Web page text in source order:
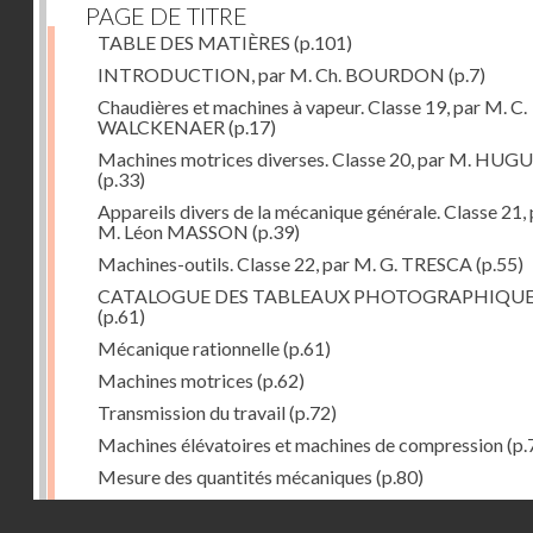
PAGE DE TITRE
TABLE DES MATIÈRES (p.101)
INTRODUCTION, par M. Ch. BOURDON (p.7)
Chaudières et machines à vapeur. Classe 19, par M. C.
WALCKENAER (p.17)
Machines motrices diverses. Classe 20, par M.
(p.33)
Appareils divers de la mécanique générale. Classe 21,
M. Léon MASSON (p.39)
Machines-outils. Classe 22, par M. G. TRESCA (p.55)
CATALOGUE DES TABLEAUX
(p.61)
Mécanique rationnelle(p.61)
Machines motrices (p.62)
Transmission du travail(p.72)
Machines élévatoires et machines de compression
Mesure des quantités mécaniques (p.80)